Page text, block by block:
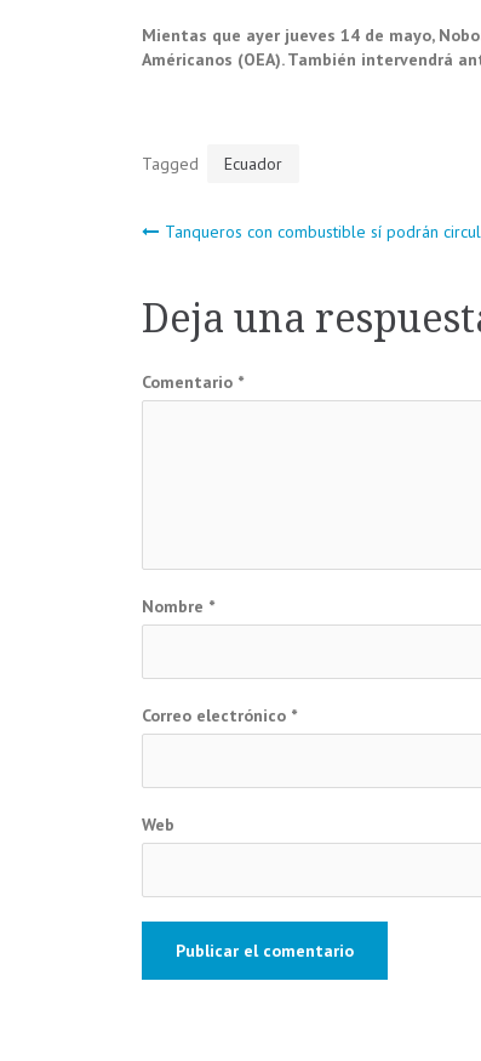
Mientas que ayer jueves 14 de mayo,
Américanos (OEA). También intervendrá
Tagged Ecuador
Navegación
de
entradas
Tanqueros con combustible sí podrán
Deja una
Comentario *
Nombre *
Correo electrónico *
Web